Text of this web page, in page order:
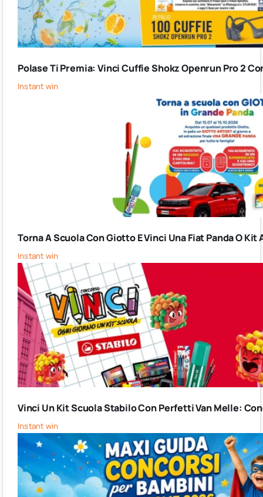
Polase Ti Premia: Vinci Cuffie Shokz Openrun Pro 2
Instant win
Torna A Scuola Con Giotto E Vinci Una Fiat Panda O
Instant win
Vinci Un Kit Scuola Stabilo Con Perfetti Van Melle:
Instant win